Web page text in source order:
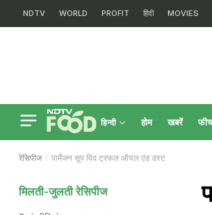
NDTV WORLD PROFIT हिंदी MOVIES
हिन्दी होम खबरें
रेसिपीज पार्मेजन सूप विद ट्रफल ऑयल एंड डस्ट
मिलती-जुलती रेसिपीज